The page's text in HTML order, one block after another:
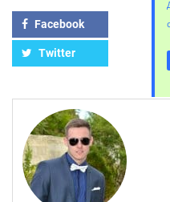
Facebook
Twitter